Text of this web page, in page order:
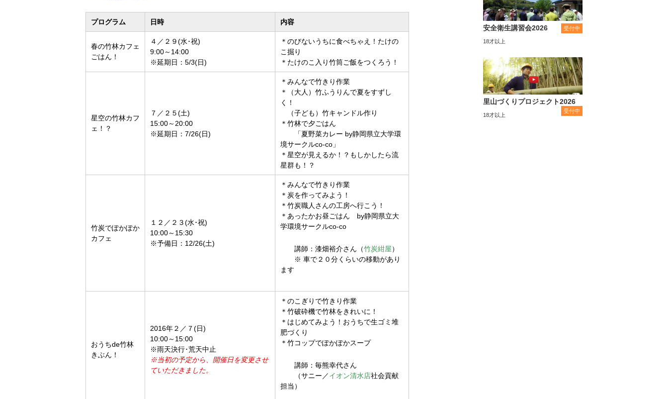
プログラム 日時 内容
春の竹林カフェ
ごはん！
４／２９(水･祝)
9:00～14:00
※延期日：5/3(日)
＊のびないうちに食べちゃえ！たけの
こ掘り
＊たけのこ入り竹筒ご飯をつくろう！
星空の竹林カフ
ェ！？
７／２５(土)
15:00～20:00
※延期日：7/26(日)
＊みんなで竹きり作業
＊（大人）竹ふうりんで夏をすずし
く！
（子ども）竹キャンドル作り
＊竹林で夕ごはん
「夏野菜カレー by静岡県立大学環
境サークルco-co」
＊星空が見えるか！？もしかしたら流
星群も！？
竹炭でぽかぽか
カフェ
１２／２３(水･祝)
10:00～15:30
※予備日：12/26(土)
＊みんなで竹きり作業
＊炭を作ってみよう！
＊竹炭職人さんの工房へ行こう！
＊あったかお昼ごはん by静岡県立大
学環境サークルco-co
講師：漆畑裕介さん（竹炭紺屋）
※ 車で２０分くらいの移動があり
ます
おうちde竹林
きぶん！
2016年２／７(日)
10:00～15:00
※雨天決行･荒天中止
※当初の予定から、開催日を変更させ
ていただきました。
＊のこぎりで竹きり作業
＊竹破砕機で竹林をきれいに！
＊はじめてみよう！おうちで生ゴミ堆
肥づくり
＊竹コップでぽかぽかスープ
講師：毎熊幸代さん
（サニー／イオン清水店社会貢献
担当）
安全衛生講習会2026 受付中
18才以上
里山づくりプロジェクト2026
受付中
18才以上